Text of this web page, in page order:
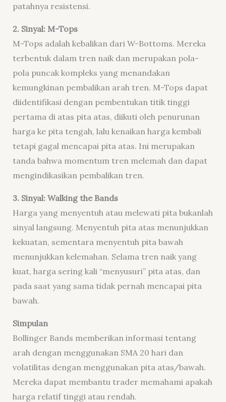
patahnya resistensi.
2. Sinyal: M-Tops
M-Tops adalah kebalikan dari W-Bottoms. Mereka
terbentuk dalam tren naik dan merupakan pola-
pola puncak kompleks yang menandakan
kemungkinan pembalikan arah tren. M-Tops dapat
diidentifikasi dengan pembentukan titik tinggi
pertama di atas pita atas, diikuti oleh penurunan
harga ke pita tengah, lalu kenaikan harga kembali
tetapi gagal mencapai pita atas. Ini merupakan
tanda bahwa momentum tren melemah dan dapat
mengindikasikan pembalikan tren.
3. Sinyal: Walking the Bands
Harga yang menyentuh atau melewati pita bukanlah
sinyal langsung. Menyentuh pita atas menunjukkan
kekuatan, sementara menyentuh pita bawah
menunjukkan kelemahan. Selama tren naik yang
kuat, harga sering kali “menyusuri” pita atas, dan
pada saat yang sama tidak pernah mencapai pita
bawah.
Simpulan
Bollinger Bands memberikan informasi tentang
arah dengan menggunakan SMA 20 hari dan
volatilitas dengan menggunakan pita atas/bawah.
Mereka dapat membantu trader memahami apakah
harga relatif tinggi atau rendah.